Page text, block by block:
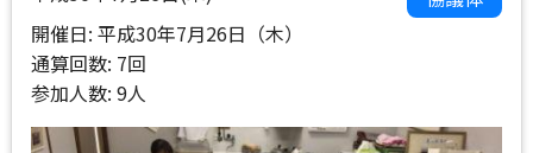
開催日: 平成30年7月26日（木）
通算回数: 7回
参加人数: 9人